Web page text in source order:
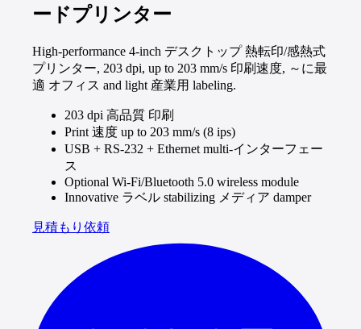
ードプリンター
High-performance 4-inch デスクトップ 熱転印/感熱式
プリンター, 203 dpi, up to 203 mm/s 印刷速度, ～に最
適 オフィス and light 産業用 labeling.
203 dpi 高品質 印刷
Print 速度 up to 203 mm/s (8 ips)
USB + RS-232 + Ethernet multi-インターフェー
ス
Optional Wi-Fi/Bluetooth 5.0 wireless module
Innovative ラベル stabilizing メディア damper
見積もり依頼